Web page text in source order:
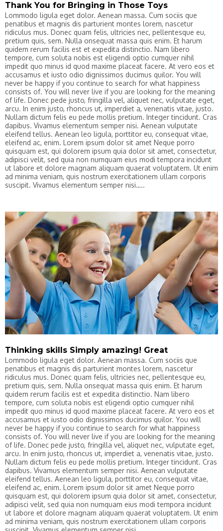
Thank You for Bringing in Those Toys
Lommodo ligula eget dolor. Aenean massa. Cum sociis que
penatibus et magnis dis parturient montes lorem, nascetur
ridiculus mus. Donec quam felis, ultricies nec, pellentesque eu,
pretium quis, sem. Nulla onsequat massa quis enim. Et harum
quidem rerum facilis est et expedita distinctio. Nam libero
tempore, cum soluta nobis est eligendi optio cumquer nihil
impedit quo minus id quod maxime placeat facere. At vero eos et
accusamus et iusto odio dignissimos ducimus quilor. You will
never be happy if you continue to search for what happiness
consists of. You will never live if you are looking for the meaning
of life. Donec pede justo, fringilla vel, aliquet nec, vulputate eget,
arcu. In enim justo, rhoncus ut, imperdiet a, venenatis vitae, justo.
Nullam dictum felis eu pede mollis pretium. Integer tincidunt. Cras
dapibus. Vivamus elementum semper nisi. Aenean vulputate
eleifend tellus. Aenean leo ligula, porttitor eu, consequat vitae,
eleifend ac, enim. Lorem ipsum dolor sit amet Neque porro
quisquam est, qui dolorem ipsum quia dolor sit amet, consectetur,
adipisci velit, sed quia non numquam eius modi tempora incidunt
ut labore et dolore magnam aliquam quaerat voluptatem. Ut enim
ad minima veniam, quis nostrum exercitationem ullam corporis
suscipit. Vivamus elementum semper nisi…..
Thinking skills Simply amazing! Great
Lommodo ligula eget dolor. Aenean massa. Cum sociis que
penatibus et magnis dis parturient montes lorem, nascetur
ridiculus mus. Donec quam felis, ultricies nec, pellentesque eu,
pretium quis, sem. Nulla onsequat massa quis enim. Et harum
quidem rerum facilis est et expedita distinctio. Nam libero
tempore, cum soluta nobis est eligendi optio cumquer nihil
impedit quo minus id quod maxime placeat facere. At vero eos et
accusamus et iusto odio dignissimos ducimus quilor. You will
never be happy if you continue to search for what happiness
consists of. You will never live if you are looking for the meaning
of life. Donec pede justo, fringilla vel, aliquet nec, vulputate eget,
arcu. In enim justo, rhoncus ut, imperdiet a, venenatis vitae, justo.
Nullam dictum felis eu pede mollis pretium. Integer tincidunt. Cras
dapibus. Vivamus elementum semper nisi. Aenean vulputate
eleifend tellus. Aenean leo ligula, porttitor eu, consequat vitae,
eleifend ac, enim. Lorem ipsum dolor sit amet Neque porro
quisquam est, qui dolorem ipsum quia dolor sit amet, consectetur,
adipisci velit, sed quia non numquam eius modi tempora incidunt
ut labore et dolore magnam aliquam quaerat voluptatem. Ut enim
ad minima veniam, quis nostrum exercitationem ullam corporis